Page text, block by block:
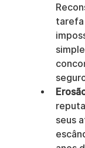
tarefa
seus